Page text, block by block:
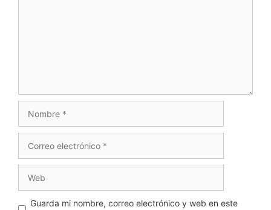
electrónico
Guarda mi nombre, correo electrónico y web en este